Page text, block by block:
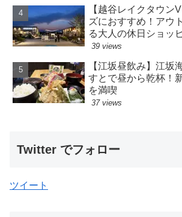
【越谷レイクタウン
ズにおすすめ！アウ
る大人の休日ショッ
39 views
【江坂昼飲み】江坂
すとで昼から乾杯！
を満喫
37 views
Twitter でフォロー
ツイート